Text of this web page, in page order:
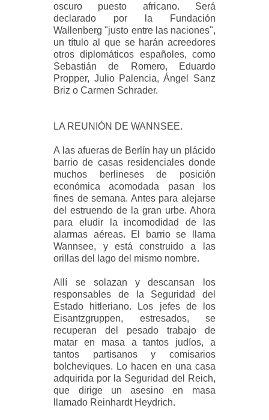
oscuro puesto africano. Será
declarado por la Fundación
Wallenberg "justo entre las naciones",
un título al que se harán acreedores
otros diplomáticos españoles, como
Sebastián de Romero, Eduardo
Propper, Julio Palencia, Ángel Sanz
Briz o Carmen Schrader.
LA REUNIÓN DE WANNSEE.
A las afueras de Berlín hay un plácido
barrio de casas residenciales donde
muchos berlineses de posición
económica acomodada pasan los
fines de semana. Antes para alejarse
del estruendo de la gran urbe. Ahora
para eludir la incomodidad de las
alarmas aéreas. El barrio se llama
Wannsee, y está construido a las
orillas del lago del mismo nombre.
Allí se solazan y descansan los
responsables de la Seguridad del
Estado hitleriano. Los jefes de los
Eisantzgruppen, estresados, se
recuperan del pesado trabajo de
matar en masa a tantos judíos, a
tantos partisanos y comisarios
bolcheviques. Lo hacen en una casa
adquirida por la Seguridad del Reich,
que dirige un asesino en masa
llamado Reinhardt Heydrich.